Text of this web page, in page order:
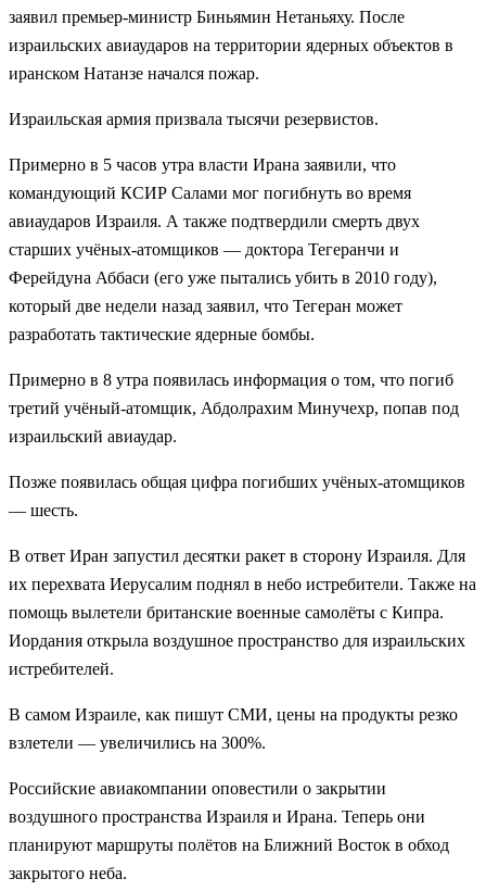
заявил премьер-министр Биньямин Нетаньяху. После
израильских авиаударов на территории ядерных объектов в
иранском Натанзе начался пожар.
Израильская армия призвала тысячи резервистов.
Примерно в 5 часов утра власти Ирана заявили, что
командующий КСИР Салами мог погибнуть во время
авиаударов Израиля. А также подтвердили смерть двух
старших учёных-атомщиков — доктора Тегеранчи и
Ферейдуна Аббаси (его уже пытались убить в 2010 году),
который две недели назад заявил, что Тегеран может
разработать тактические ядерные бомбы.
Примерно в 8 утра появилась информация о том, что погиб
третий учёный-атомщик, Абдолрахим Минучехр, попав под
израильский авиаудар.
Позже появилась общая цифра погибших учёных-атомщиков
— шесть.
В ответ Иран запустил десятки ракет в сторону Израиля. Для
их перехвата Иерусалим поднял в небо истребители. Также на
помощь вылетели британские военные самолёты с Кипра.
Иордания открыла воздушное пространство для израильских
истребителей.
В самом Израиле, как пишут СМИ, цены на продукты резко
взлетели — увеличились на 300%.
Российские авиакомпании оповестили о закрытии
воздушного пространства Израиля и Ирана. Теперь они
планируют маршруты полётов на Ближний Восток в обход
закрытого неба.